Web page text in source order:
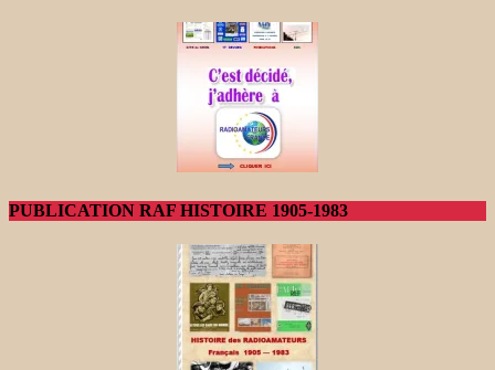
PUBLICATION RAF HISTOIRE 1905-1983